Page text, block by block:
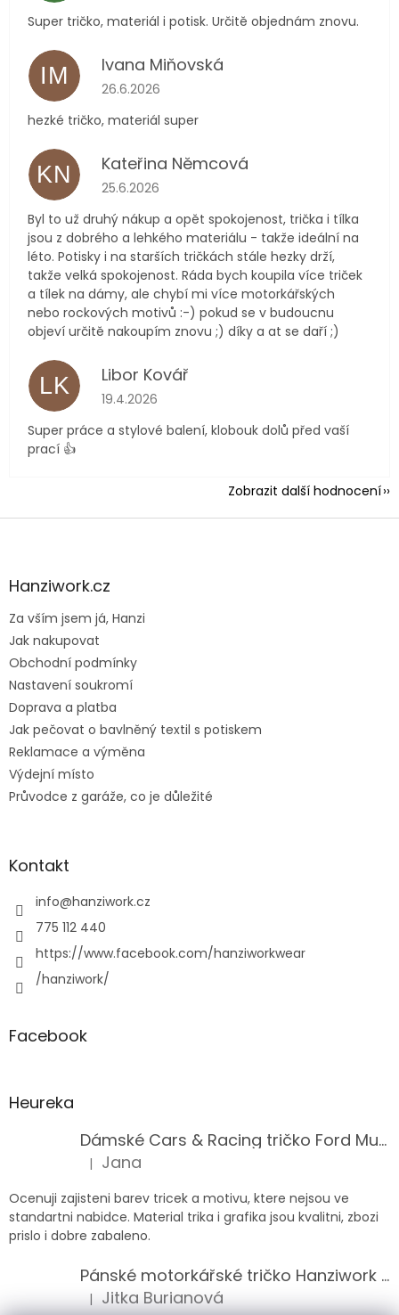
Super tričko, materiál i potisk. Určitě objednám znovu.
IM Ivana Miňovská
Hodnocení obchodu je 5 z 5 hvězdiček.
26.6.2026
hezké tričko, materiál super
KN Kateřina Němcová
Hodnocení obchodu je 5 z 5 hvězdiček.
25.6.2026
Byl to už druhý nákup a opět spokojenost, trička i tílka
jsou z dobrého a lehkého materiálu - takže ideální na
léto. Potisky i na starších tričkách stále hezky drží,
takže velká spokojenost. Ráda bych koupila více triček
a tílek na dámy, ale chybí mi více motorkářských
nebo rockových motivů :-) pokud se v budoucnu
objeví určitě nakoupím znovu ;) díky a at se daří ;)
LK Libor Kovář
Hodnocení obchodu je 5 z 5 hvězdiček.
19.4.2026
Super práce a stylové balení, klobouk dolů před vaší
prací 👍
Zobrazit další hodnocení
Z
aHanziwork.cz
Za vším jsem já, Hanzi
Jak nakupovat
Obchodní podmínky
Nastavení soukromí
Doprava a platba
Jak pečovat o bavlněný textil s potiskem
Reklamace a výměna
Výdejní místo
Průvodce z garáže, co je důležité
Kontakt
info@hanziwork.cz
775 112 440
https://www.facebook.com/hanziworkwear
/hanziwork/
Facebook
Heureka
Dámské Cars & Racing tričko Ford Mustang 5. generace
Hodnocení produktu je 5 z 5 hvězdiček.
| Jana
Ocenuji zajisteni barev tricek a motivu, ktere nejsou ve
standartni nabidce. Material trika i grafika jsou kvalitni, zbozi
prislo i dobre zabaleno.
Pánské motorkářské tričko Hanziwork Custom Bobber
Hodnocení produktu je 5 z 5 hvězdiček.
| Jitka Burianová